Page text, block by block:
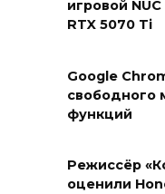
игровой
RTX 5070 Ti
Google
свободного
функций
Режиссёр
оценили